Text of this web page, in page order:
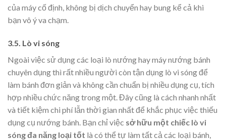
của máy cố định, không bị dịch chuyển hay bung kể cả khi
bạn vô ý va chạm.
3.5. Lò vi sóng
Ngoài việc sử dụng các loại lò nướng hay máy nướng bánh
chuyên dụng thì rất nhiều người còn tận dụng lò vi sóng để
làm bánh đơn giản và không cần chuẩn bị nhiều dụng cụ, tích
hợp nhiều chức năng trong một. Đây cũng là cách nhanh nhất
và tiết kiệm chi phí lẫn thời gian nhất để khắc phục việc thiếu
dụng cụ nướng bánh. Bạn chỉ việc sở hữu một chiếc lò vi
sóng đa năng loại tốt là có thể tự làm tất cả các loại bánh,